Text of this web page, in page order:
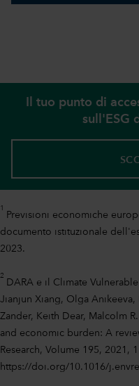
Il tuo punto di
sull'ESG
1
Previsioni economiche
documento istituzionale
2023.
2
DARA e il Climate
Jianjun Xiang, Olga Anikeeva,
Zander, Keith Dear, Malcolm
and economic burden: A
Research, Volume 195, 2021,
https://doi.org/10.1016/